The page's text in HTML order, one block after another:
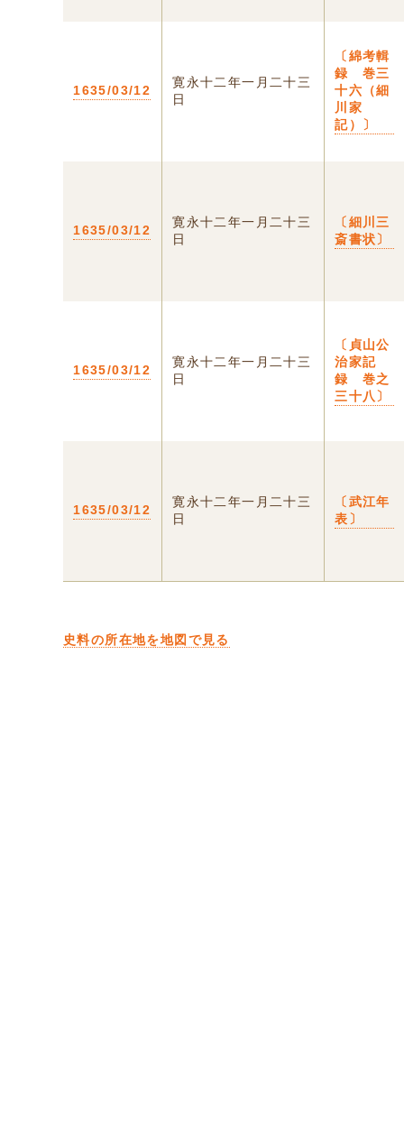
1635/03/12
寛永十二年一月二十三
日
〔綿考輯
録 巻三
十六（細
川家
記）〕
1635/03/12
寛永十二年一月二十三
日
〔細川三
斎書状〕
1635/03/12
寛永十二年一月二十三
日
〔貞山公
治家記
録 巻之
三十八〕
1635/03/12
寛永十二年一月二十三
日
〔武江年
表〕
史料の所在地を地図で見る